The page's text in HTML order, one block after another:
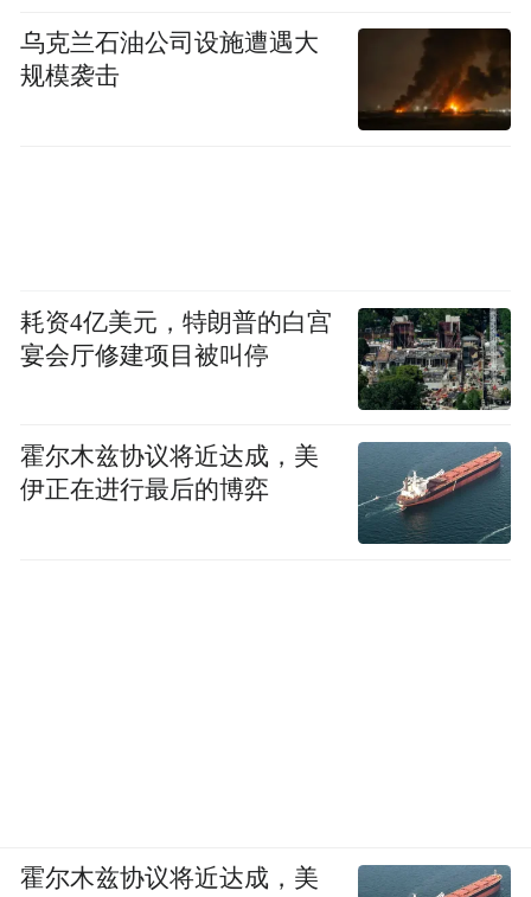
乌克兰石油公司设施遭遇大
规模袭击
耗资4亿美元，特朗普的白宫
宴会厅修建项目被叫停
霍尔木兹协议将近达成，美
伊正在进行最后的博弈
霍尔木兹协议将近达成，美